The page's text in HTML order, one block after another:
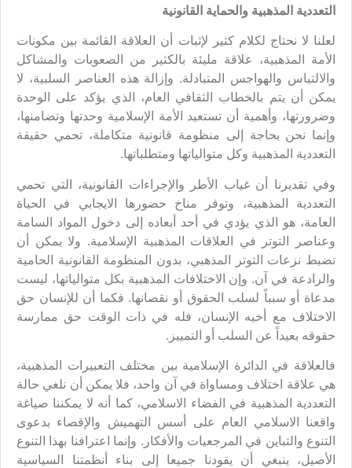
التعددية المذهبية والحماية القانونية
لعلنا لا نحتاج لكلام كثير لإثبات أن العلاقة القائمة بين مكونات
الأمة المذهبية، علاقة مليئة بالكثير من الصعوبات والمشاكل
والالتباس والهواجس المتبادلة. وإزالة هذه العناصر السلبية، لا
يمكن أن يتم بالخطاب الثقافي العام، الذي يؤكد على الوحدة
وضرورتها، وأهمية أن تستعيد الأمة الإسلامية وحدتها وتضامنها،
وإنما نحن بحاجة إلى منظومة قانونية متكاملة، تحمي حقيقة
التعددية المذهبية وكل متوالياتها ومتطلباتها.
وفي تقديرنا أن غياب الأطر والإجراءات القانونية، التي تحمي
التعددية المذهبية، وتوفر مناخ حضورها الايجابي في الحياة
العامة، هو الذي يؤدي في أحد أبعاده إلى دخول المواد السامة
وعناصر التوتر في العلاقات المذهبية الإسلامية. ولا يمكن أن
تضبط نزعات التوتر المذهبي، بدون المنظومة القانونية الحامية
والرادعة في آن. وإن الاختلافات المذهبية بكل متوالياتها، ليست
مدعاة أو سبباً لسلب الحقوق أو نقصانها. فكما أن للإنسان حق
الاختلاف مع أخيه الإنسان، فله في ذات الوقت حق ممارسة
حقوقه بعيداً عن السلب أو التمييز.
فالعلاقة في الدائرة الإسلامية بين مختلف التعبيرات المذهبية،
هي علاقة اختلاف ومساواة في آن واحد، فلا يمكن أن نلغي حالة
التعددية المذهبية في الفضاء الاسلامي، كما أنه لا يمكننا صياغة
واقعنا الاسلامي العام على أسس التهميش والإقصاء بدعوى
التنوع والتباين في المرجعيات والأفكار. وإنما اعترافنا بهذا التنوع
الأصيل، ينبغي أن يقودنا جميعا إلى بناء أنظمتنا السياسية